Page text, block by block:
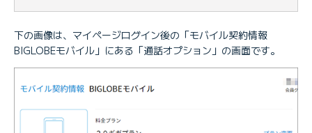
下の画像は、マイページログイン後の「モバイル契約情報
BIGLOBEモバイル」にある「通話オプション」の画面です。